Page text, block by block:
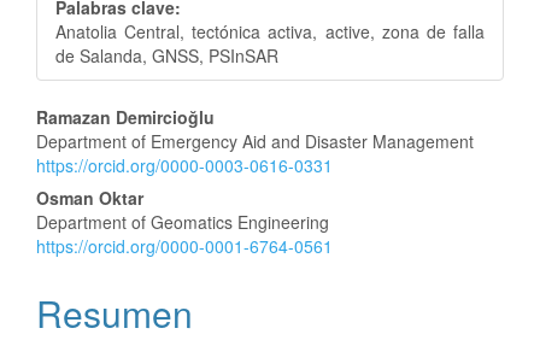
Palabras clave:
Anatolia Central, tectónica activa, active, zona de falla
de Salanda, GNSS, PSInSAR
Contenido
principal
del
artículo
Ramazan Demircioğlu
Department of Emergency Aid and Disaster Management
https://orcid.org/0000-0003-0616-0331
Osman Oktar
Department of Geomatics Engineering
https://orcid.org/0000-0001-6764-0561
Resumen